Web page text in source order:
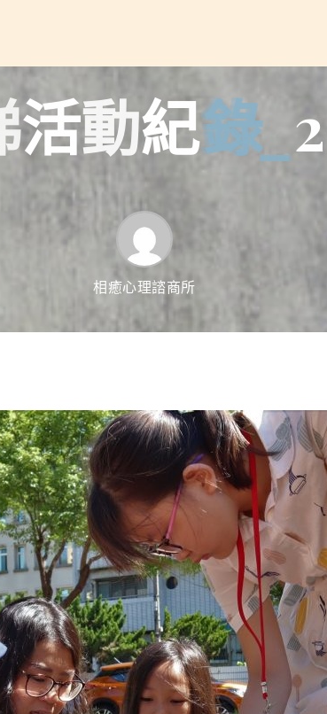
活動紀錄_ 2
相癒心理諮商所